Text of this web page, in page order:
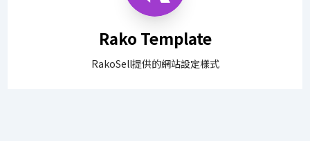
Rako Template
RakoSell提供的網站設定樣式